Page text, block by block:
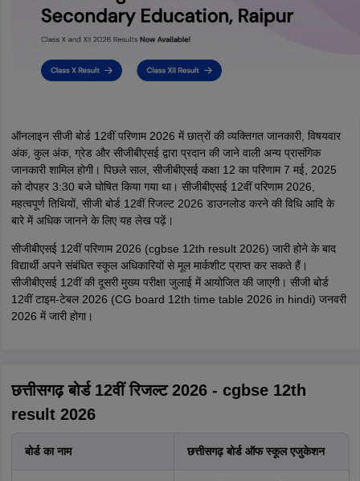
ऑनलाइन सीजी बोर्ड 12वीं परिणाम 2026 में छात्रों की व्यक्तिगत जानकारी, विषयवार
अंक, कुल अंक, ग्रेड और सीजीबीएसई द्वारा प्रदान की जाने वाली अन्य प्रासंगिक
जानकारी शामिल होगी। पिछले साल, सीजीबीएसई कक्षा 12 का परिणाम 7 मई, 2025
को दोपहर 3:30 बजे घोषित किया गया था। सीजीबीएसई 12वीं परिणाम 2026,
महत्वपूर्ण तिथियों, सीजी बोर्ड 12वीं रिजल्ट 2026 डाउनलोड करने की विधि आदि के
बारे में अधिक जानने के लिए यह लेख पढ़ें।
सीजीबीएसई 12वीं परिणाम 2026 (cgbse 12th result 2026) जारी होने के बाद
विद्यार्थी अपने संबंधित स्कूल अधिकारियों से मूल मार्कशीट प्राप्त कर सकते हैं।
सीजीबीएसई 12वीं की दूसरी मुख्य परीक्षा जुलाई में आयोजित की जाएगी। सीजी बोर्ड
12वीं टाइम-टेबल 2026 (CG board 12th time table 2026 in hindi) जनवरी
2026 में जारी होगा।
छत्तीसगढ़ बोर्ड 12वीं रिजल्ट 2026 - cgbse 12th
result 2026
बोर्ड का नाम छत्तीसगढ़ बोर्ड ऑफ स्कूल एजुकेशन